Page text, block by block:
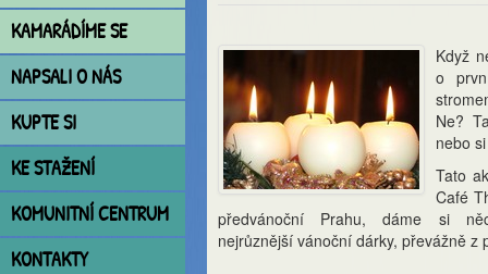
KAMARÁDÍME SE
NAPSALI O NÁS
KUPTE SI
KE STAŽENÍ
KOMUNITNÍ CENTRUM
KONTAKTY
Když
o
Ne?
nebo
Tato
Café
předvánoční Prahu, dáme si
nejrůznější vánoční dárky, převážně z